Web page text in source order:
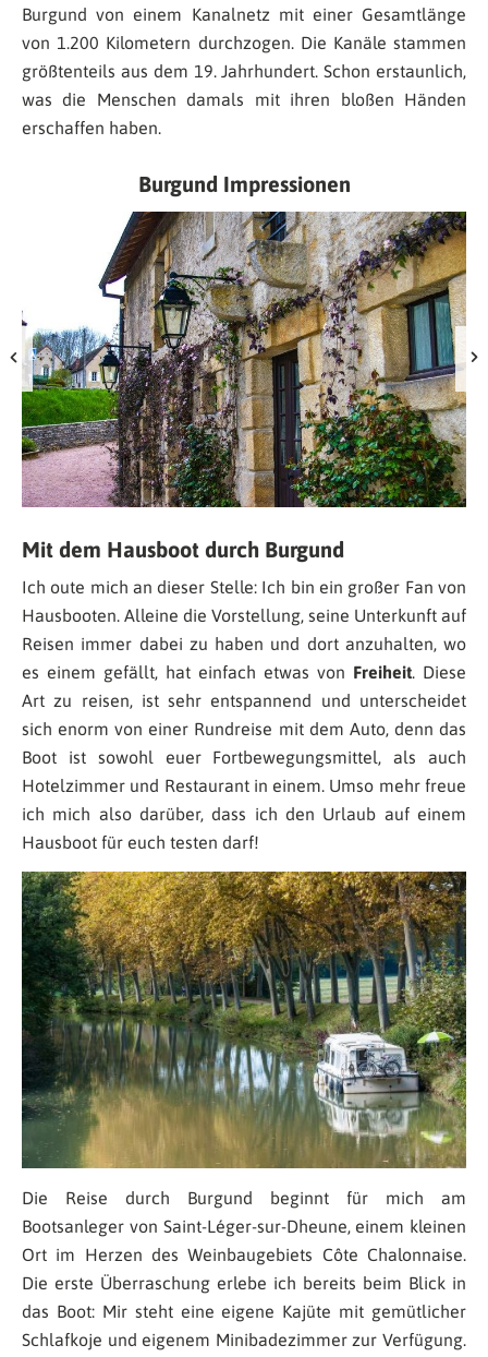
Burgund von einem Kanalnetz mit einer Gesamtlänge
von 1.200 Kilometern durchzogen. Die Kanäle stammen
größtenteils aus dem 19. Jahrhundert. Schon erstaunlich,
was die Menschen damals mit ihren bloßen Händen
erschaffen haben.
Burgund Impressionen
Mit dem Hausboot durch Burgund
Ich oute mich an dieser Stelle: Ich bin ein großer Fan von
Hausbooten. Alleine die Vorstellung, seine Unterkunft auf
Reisen immer dabei zu haben und dort anzuhalten, wo
es einem gefällt, hat einfach etwas von Freiheit. Diese
Art zu reisen, ist sehr entspannend und unterscheidet
sich enorm von einer Rundreise mit dem Auto, denn das
Boot ist sowohl euer Fortbewegungsmittel, als auch
Hotelzimmer und Restaurant in einem. Umso mehr freue
ich mich also darüber, dass ich den Urlaub auf einem
Hausboot für euch testen darf!
Die Reise durch Burgund beginnt für mich am
Bootsanleger von Saint-Léger-sur-Dheune, einem kleinen
Ort im Herzen des Weinbaugebiets Côte Chalonnaise.
Die erste Überraschung erlebe ich bereits beim Blick in
das Boot: Mir steht eine eigene Kajüte mit gemütlicher
Schlafkoje und eigenem Minibadezimmer zur Verfügung.